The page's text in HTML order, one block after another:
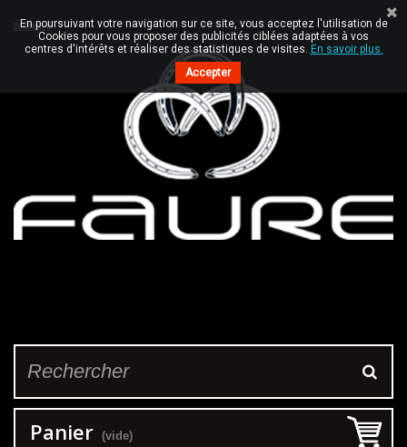
Connexion
Panier (vide)
En poursuivant votre navigation sur ce site, vous acceptez l'utilisation de
Cookies pour vous proposer des publicités ciblées adaptées à vos
centres d'intérêts et réaliser des statistiques de visites. En savoir plus.
Accepter